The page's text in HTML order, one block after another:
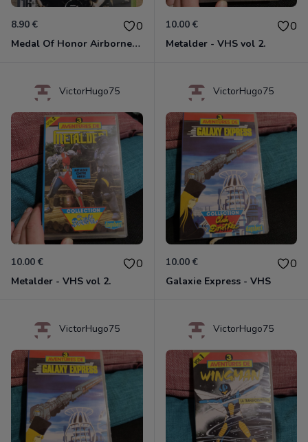
8.90 € 0
Medal Of Honor Airborne Xbox 360
10.00 € 0
Metalder - VHS vol 2.
VictorHugo75
10.00 € 0
Metalder - VHS vol 2.
VictorHugo75
10.00 € 0
Galaxie Express - VHS
VictorHugo75 VictorHugo75